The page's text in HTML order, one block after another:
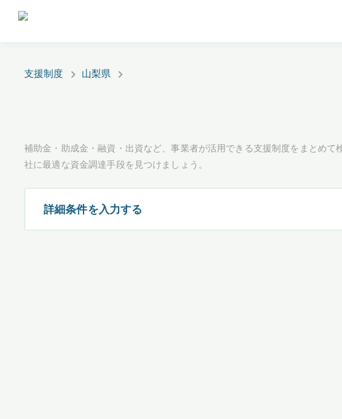
支援制度 山梨県
補助金・助成金・融資・出資など、事業者が活用できる支援制度をまとめ
社に最適な資金調達手段を見つけましょう。
詳細条件を入力する